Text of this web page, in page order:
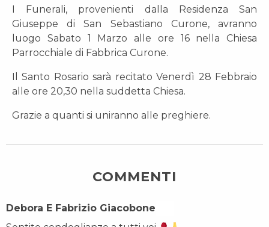
I Funerali, provenienti dalla Residenza San
Giuseppe di San Sebastiano Curone, avranno
luogo Sabato 1 Marzo alle ore 16 nella Chiesa
Parrocchiale di Fabbrica Curone.
Il Santo Rosario sarà recitato Venerdì 28 Febbraio
alle ore 20,30 nella suddetta Chiesa.
Grazie a quanti si uniranno alle preghiere.
COMMENTI
Debora E Fabrizio Giacobone On